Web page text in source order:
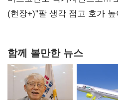
숙제
(현장+)"팔 생각 접고 호가
함께 볼만한 뉴스